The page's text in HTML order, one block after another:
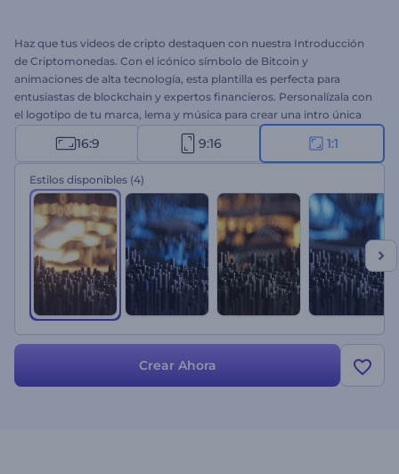
Haz que tus videos de cripto destaquen con nuestra Introducción
de Criptomonedas. Con el icónico símbolo de Bitcoin y
animaciones de alta tecnología, esta plantilla es perfecta para
entusiastas de blockchain y expertos financieros. Personalízala con
el logotipo de tu marca, lema y música para crear una intro única
para tu canal de YouTube, seminarios web, presentaciones y
cualquier otro proyecto relacionado con cripto. ¡Crea ahora y deja
tu huella en la industria cripto!
16:9 9:16 1:1
Estilos disponibles (4)
Crear Ahora